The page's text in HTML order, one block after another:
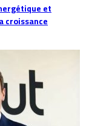
et
croissance